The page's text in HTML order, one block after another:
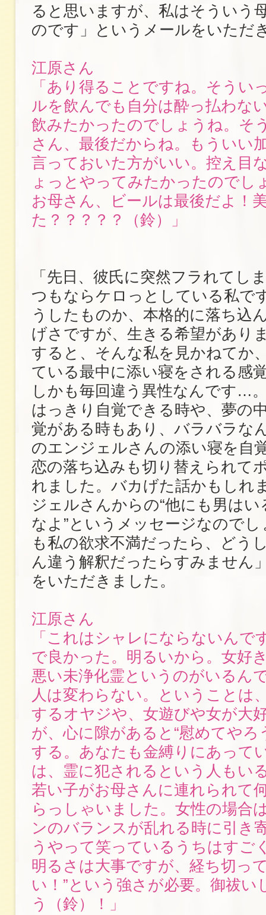
ると思いますが、私はそういう
のです」というメールをいただ
江原さん
「あり得ることですね。そうい
ルを飲んでも自分は酔っ払わな
飲みたかったのでしょうね。そ
さん、最後だからね。もういい
言っておいた方がいい。控え目
ょっとやってみたかったのでし
お母さん、ビールは最後だよ！
た？？？？？（鈴）」
「先日、彼氏に突然フラれてし
つもならケロっとしている私で
うしたものか、本格的に落ち込
げさですが、生きる希望があり
すると、そんな私を見かねてか
ている最中に添い寝をされる感
しかも毎回違う異性なんです…
はっきり自覚できる時や、夢の
覚がある時もあり、バラバラな
のエンジェルさんの添い寝を自
恋の落ち込みも切り替えられて
れました。バカげた話かもしれ
ジェルさんからの“他にも男は
なよ”というメッセージなので
も私の欲求不満だったら、どう
ん違う解釈だったらすみません
をいただきました。
江原さん
「これはシャレにならないんで
で良かった。明るいから。女好
悪い未浄化霊というのがいるん
人は変わらない。ということは
するオヤジや、女遊びや女が大
が、心に隙があると“慰めてやろ
する。あなたも金縛りにあって
は、霊に犯されるという人もい
若い子がお母さんに連れられて
らっしゃいました。女性の場合
ンのバランスが乱れる時に引き
うやって笑っているうちはすご
明るさは大事ですが、経ち切っ
い！”という強さが必要。御祓い
う（鈴）！」